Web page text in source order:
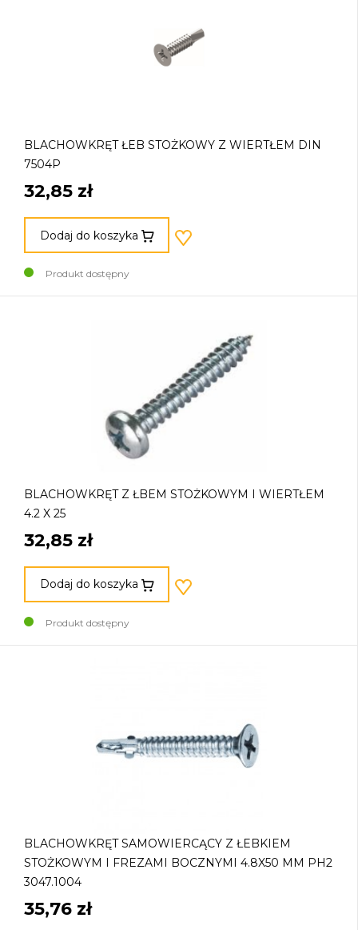
BLACHOWKRĘT ŁEB STOŻKOWY Z WIERTŁEM DIN
7504P
32,85 zł
Dodaj do koszyka
Produkt dostępny
BLACHOWKRĘT Z ŁBEM STOŻKOWYM I WIERTŁEM
4.2 X 25
32,85 zł
Dodaj do koszyka
Produkt dostępny
BLACHOWKRĘT SAMOWIERCĄCY Z ŁEBKIEM
STOŻKOWYM I FREZAMI BOCZNYMI 4.8X50 MM PH2
3047.1004
35,76 zł